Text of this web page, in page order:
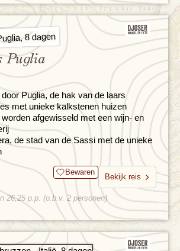
Puglia
Puglia, de hak van de laars
met unieke kalkstenen huizen
worden afgewisseld met een wijn- en
de stad van de Sassi met de unieke
Bewaren
Bekijk reis
26,25 p.p. (o.b.v. 2 personen)